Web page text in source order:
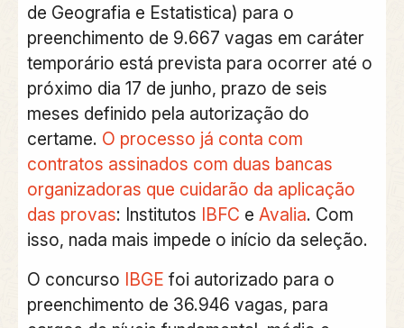
de Geografia e Estatistica) para o
preenchimento de 9.667 vagas em caráter
temporário está prevista para ocorrer até o
próximo dia 17 de junho, prazo de seis
meses definido pela autorização do
certame. O processo já conta com
contratos assinados com duas bancas
organizadoras que cuidarão da aplicação
das provas: Institutos IBFC e Avalia. Com
isso, nada mais impede o início da seleção.
O concurso IBGE foi autorizado para o
preenchimento de 36.946 vagas, para